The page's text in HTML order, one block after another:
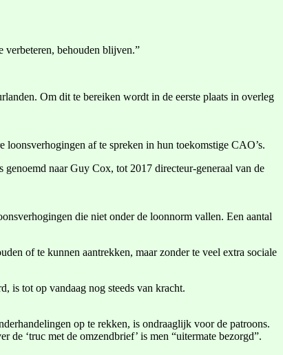
verbeteren, behouden blijven.”
Om dit te bereiken wordt in de eerste plaats in overleg
loonsverhogingen af te spreken in hun toekomstige CAO’s.
naar Guy Cox, tot 2017 directeur-generaal van de
die niet onder de loonnorm vallen. Een aantal
of te kunnen aantrekken, maar zonder te veel extra sociale
is tot op vandaag nog steeds van kracht.
op te rekken, is ondraaglijk voor de patroons.
‘truc met de omzendbrief’ is men “uitermate bezorgd”.